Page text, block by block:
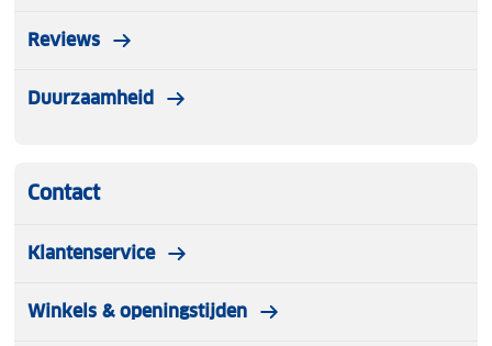
Reviews
Duurzaamheid
Contact
Klantenservice
Winkels & openingstijden